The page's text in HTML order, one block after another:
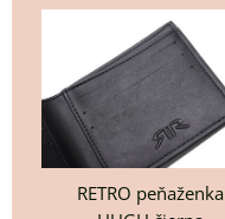
RETRO peňaženka